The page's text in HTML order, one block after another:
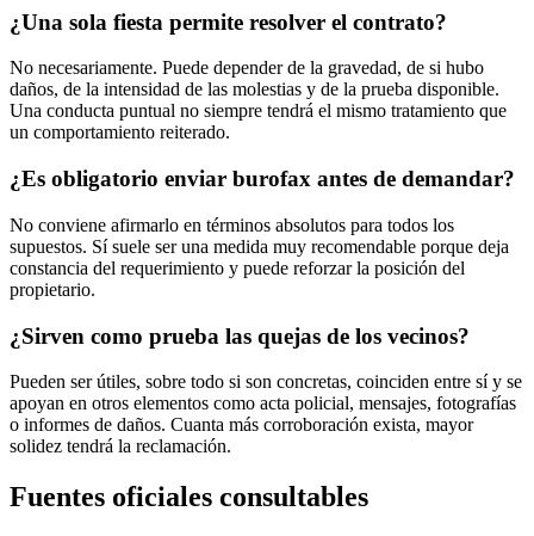
¿Una sola fiesta permite resolver el contrato?
No necesariamente. Puede depender de la gravedad, de si hubo
daños, de la intensidad de las molestias y de la prueba disponible.
Una conducta puntual no siempre tendrá el mismo tratamiento que
un comportamiento reiterado.
¿Es obligatorio enviar burofax antes de demandar?
No conviene afirmarlo en términos absolutos para todos los
supuestos. Sí suele ser una medida muy recomendable porque deja
constancia del requerimiento y puede reforzar la posición del
propietario.
¿Sirven como prueba las quejas de los vecinos?
Pueden ser útiles, sobre todo si son concretas, coinciden entre sí y se
apoyan en otros elementos como acta policial, mensajes, fotografías
o informes de daños. Cuanta más corroboración exista, mayor
solidez tendrá la reclamación.
Fuentes oficiales consultables